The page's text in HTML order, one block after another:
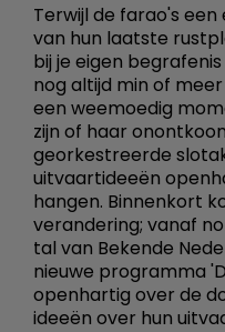
Terwijl de farao's
van hun laatste
bij je eigen
nog altijd min of
een weemoedig
zijn of haar
georkestreerde
uitvaartideeën
hangen. Binnenkort
verandering; vanaf
tal van Bekende
nieuwe programma
openhartig over de
ideeën over hun